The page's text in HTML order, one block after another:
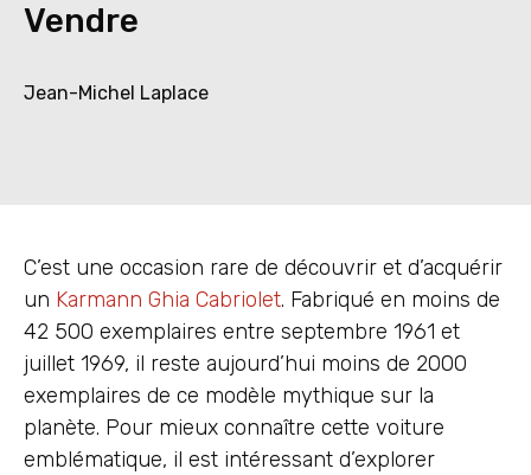
Vendre
Jean-Michel Laplace
C’est une occasion rare de découvrir et d’acquérir
un Karmann Ghia Cabriolet. Fabriqué en moins de
42 500 exemplaires entre septembre 1961 et
juillet 1969, il reste aujourd’hui moins de 2000
exemplaires de ce modèle mythique sur la
planète. Pour mieux connaître cette voiture
emblématique, il est intéressant d’explorer